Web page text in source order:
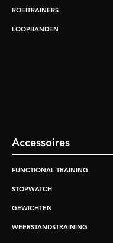
ROEITRAINERS
LOOPBANDEN
Accessoires
FUNCTIONAL TRAINING
STOPWATCH
GEWICHTEN
WEERSTANDSTRAINING